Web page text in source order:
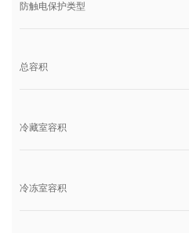
防触电保护类型
总容积
冷藏室容积
冷冻室容积